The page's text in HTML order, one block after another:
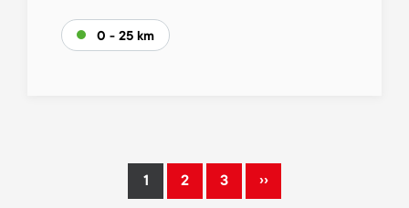
0 - 25 km
Current
1 Page
2 Page
3 ››